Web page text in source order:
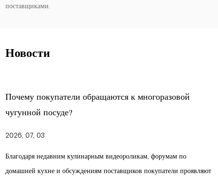
поставщиками.
Новости
к многоразовой
видеороликам, форумам по
поставщиков покупатели проявляют
Рецепты хлеба и
Методы приготовления,
длительное время